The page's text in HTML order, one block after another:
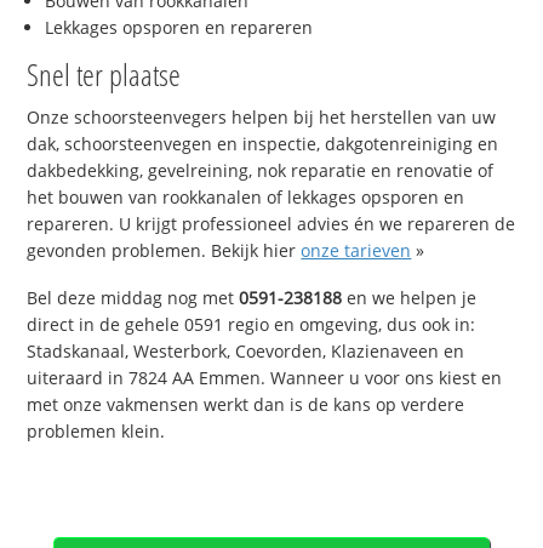
Lekkages opsporen en repareren
Snel ter plaatse
Onze schoorsteenvegers helpen bij het herstellen van uw
dak, schoorsteenvegen en inspectie, dakgotenreiniging en
dakbedekking, gevelreining, nok reparatie en renovatie of
het bouwen van rookkanalen of lekkages opsporen en
repareren. U krijgt professioneel advies én we repareren de
gevonden problemen. Bekijk hieronze tarieven »
Bel deze middag nog met0591-238188 en we helpen je
direct in de gehele 0591 regio en omgeving, dus ook in:
Stadskanaal, Westerbork, Coevorden, Klazienaveen en
uiteraard in 7824 AA Emmen. Wanneer u voor ons kiest en
met onze vakmensen werkt dan is de kans op verdere
problemen klein.